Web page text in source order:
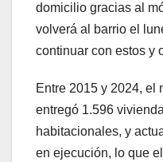
domicilio gracias al
volverá al barrio el
continuar con estos y
Entre 2015 y 2024, el
entregó 1.596
habitacionales, y
en ejecución, lo que